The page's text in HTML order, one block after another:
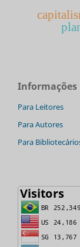
Informações
Para Leitores
Para Autores
Para